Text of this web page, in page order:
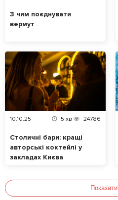
З чим поєднувати
вермут
10.10.25 5 хв 24786
Столичні бари: кращі
авторські коктейлі у
закладах Києва